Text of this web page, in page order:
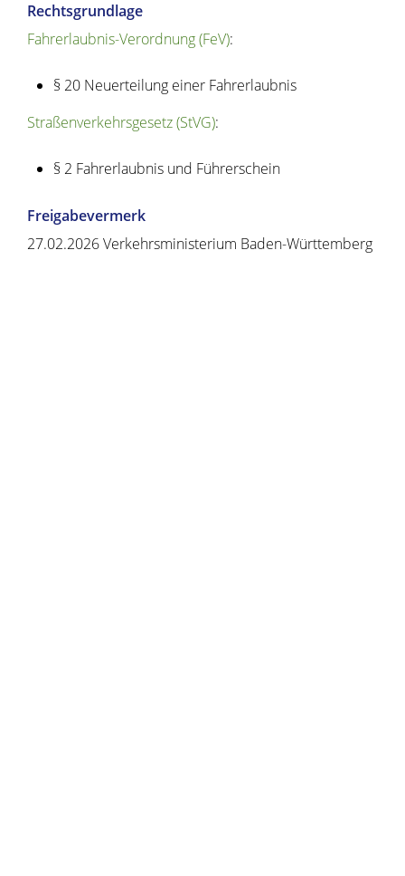
Rechtsgrundlage
Fahrerlaubnis-Verordnung (FeV):
§ 20 Neuerteilung einer Fahrerlaubnis
Straßenverkehrsgesetz (StVG):
§ 2 Fahrerlaubnis und Führerschein
Freigabevermerk
27.02.2026Verkehrsministerium Baden-Württemberg